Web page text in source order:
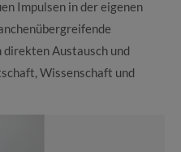
Impulsen in der eigenen
Austausch und
Wissenschaft und